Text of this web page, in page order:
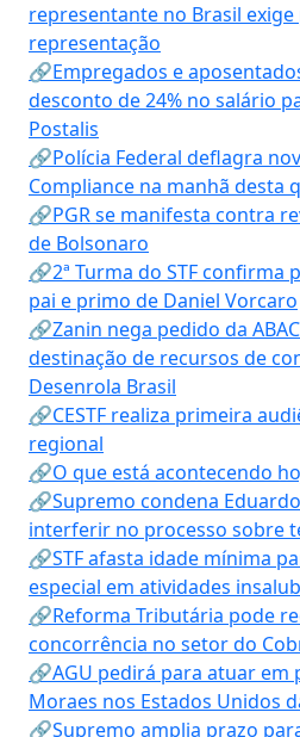
representante no Brasil exige
representação
🔗Empregados e
desconto de 24% no salário
Postalis
🔗Polícia Federal deflagra
Compliance na manhã desta
🔗PGR se manifesta contra
de Bolsonaro
🔗2ª Turma do STF confirma
pai e primo de Daniel Vorcaro
🔗Zanin nega pedido da
destinação de recursos de
Desenrola Brasil
🔗CESTF realiza primeira
regional
🔗O que está acontecendo
🔗Supremo condena
interferir no processo sobre
🔗STF afasta idade mínima
especial em atividades
🔗Reforma Tributária pode
concorrência no setor do
🔗AGU pedirá para atuar em
Moraes nos Estados Unidos
🔗Supremo amplia prazo